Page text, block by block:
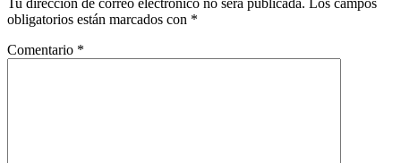
Tu dirección de correo electrónico no será publicada. Los campos
obligatorios están marcados con *
Comentario *